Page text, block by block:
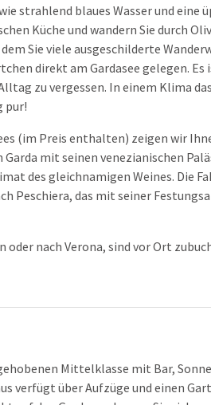
strahlend blaues Wasser und eine
Küche und wandern Sie durch
Sie viele ausgeschilderte
direkt am Gardasee gelegen. Es
zu vergessen. In einem Klima
pur!
(im Preis enthalten) zeigen wir
mit seinen venezianischen
des gleichnamigen Weines. Die
Peschiera, das mit seiner
nach Verona, sind vor Ort
Mittelklasse mit Bar,
verfügt über Aufzüge und einen